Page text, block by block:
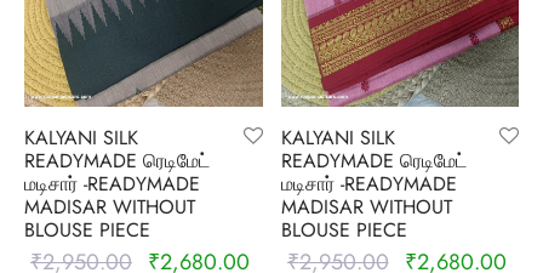
KALYANI SILK
READYMADE ரெடிமேட்
மடிசார் -READYMADE
MADISAR WITHOUT
BLOUSE PIECE
₹2,950.00
Original
₹2,680.00
Current
KALYANI SILK
READYMADE ரெடிமேட்
மடிசார் -READYMADE
MADISAR WITHOUT
BLOUSE PIECE
₹2,950.00
Original
₹2,680.00